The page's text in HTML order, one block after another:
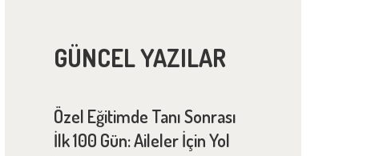
GÜNCEL YAZILAR
Özel Eğitimde Tanı Sonrası
İlk 100 Gün: Aileler İçin Yol